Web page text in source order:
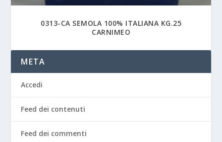
0313-CA SEMOLA 100% ITALIANA KG.25
CARNIMEO
META
Accedi
Feed dei contenuti
Feed dei commenti